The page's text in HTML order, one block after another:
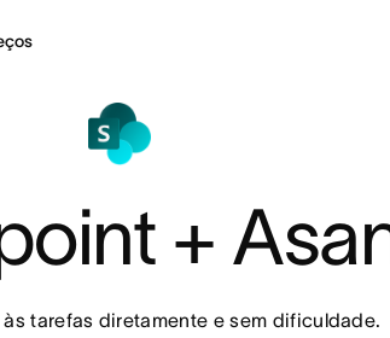
+
tarefas diretamente e sem dificuldade.